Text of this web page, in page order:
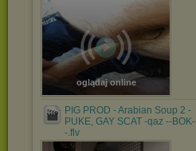
oglądaj online
PIG PROD - Arabian Soup 2 -
PUKE, GAY SCAT -qaz --BOK-
-.flv